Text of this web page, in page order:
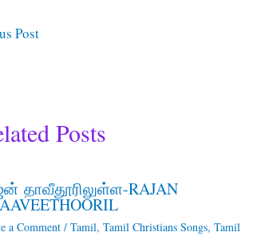
Post
Posts
தாவீதூரிலுள்ள-RAJAN
a Comment / Tamil, Tamil Christians Songs, Tamil